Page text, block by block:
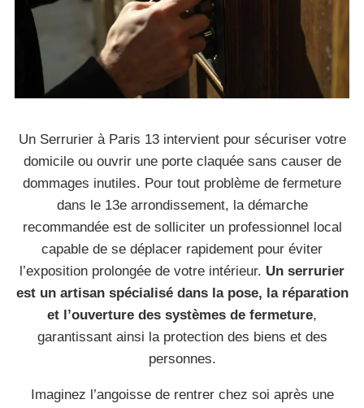
Un Serrurier à Paris 13 intervient pour sécuriser votre
domicile ou ouvrir une porte claquée sans causer de
dommages inutiles. Pour tout problème de fermeture
dans le 13e arrondissement, la démarche
recommandée est de solliciter un professionnel local
capable de se déplacer rapidement pour éviter
l’exposition prolongée de votre intérieur. Un serrurier
est un artisan spécialisé dans la pose, la réparation
et l’ouverture des systèmes de fermeture,
garantissant ainsi la protection des biens et des
personnes.
Imaginez l’angoisse de rentrer chez soi après une